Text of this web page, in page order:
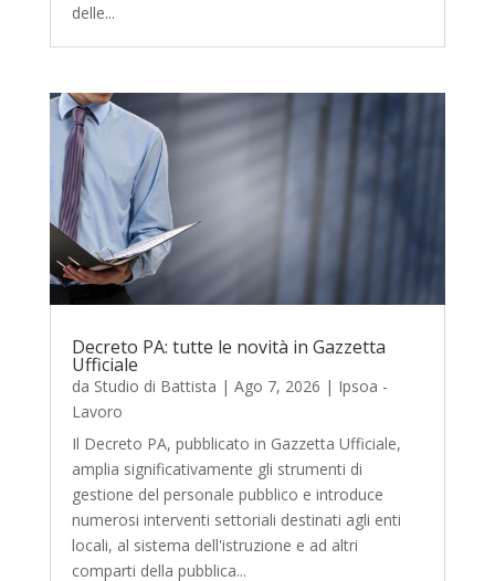
delle...
Decreto PA: tutte le novità in Gazzetta
Ufficiale
da Studio di Battista | Ago 7, 2026 | Ipsoa -
Lavoro
Il Decreto PA, pubblicato in Gazzetta Ufficiale,
amplia significativamente gli strumenti di
gestione del personale pubblico e introduce
numerosi interventi settoriali destinati agli enti
locali, al sistema dell'istruzione e ad altri
comparti della pubblica...